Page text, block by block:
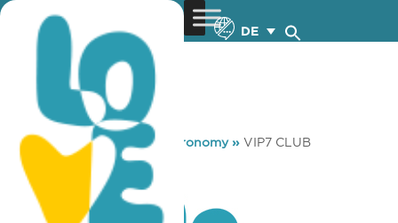
DE
You are here: Home »Gastronomy» VIP7 CLUB
VIP7 CLUB